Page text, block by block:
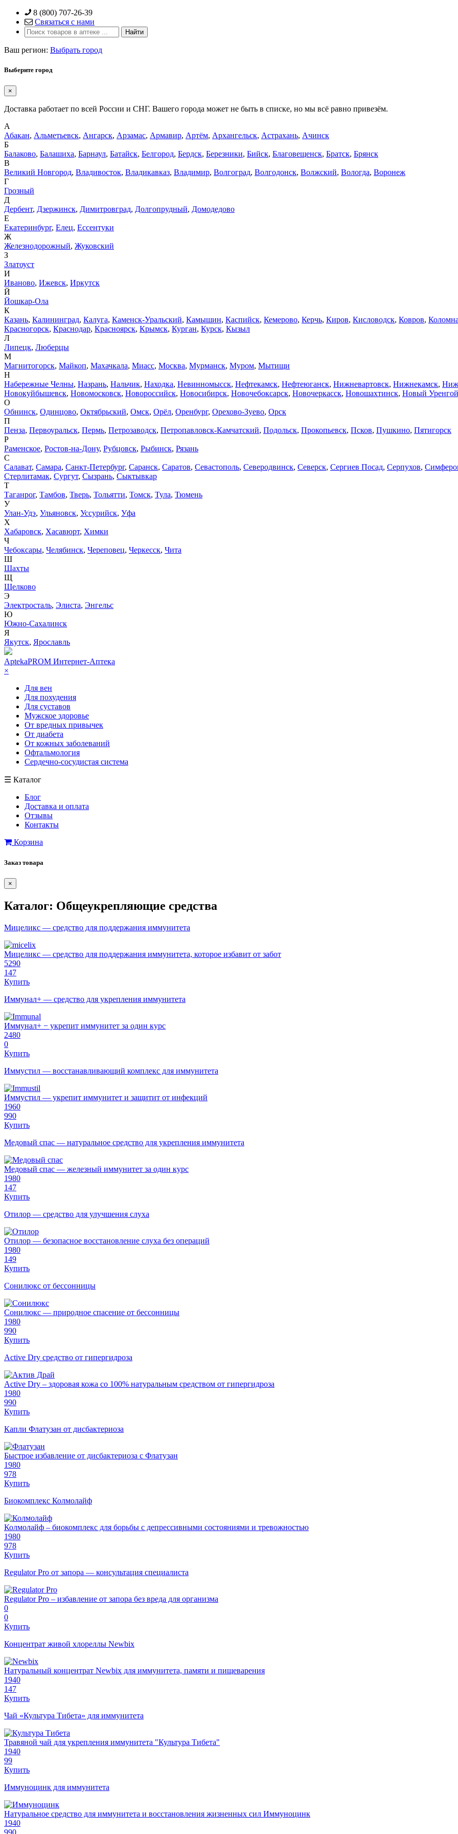
Skip
content
8 (800) 707-26-39
Связаться с нами
Ваш регион: Выбрать город
Выберите город
×
Доставка работает по всей России и СНГ. Вашего города может не быть в списке, но мы всё равно привезём.
А
Абакан, Альметьевск, Ангарск, Арзамас, Армавир, Артём, Архангельск, Астрахань, Ачинск
Б
Балаково, Балашиха, Барнаул, Батайск, Белгород, Бердск, Березники, Бийск, Благовещенск, Братск, Брянск
В
Великий Новгород, Владивосток, Владикавказ, Владимир, Волгоград, Волгодонск, Волжский, Вологда, Воронеж
Г
Грозный
Д
Дербент, Дзержинск, Димитровград, Долгопрудный, Домодедово
Е
Екатеринбург, Елец, Ессентуки
Ж
Железнодорожный, Жуковский
З
Златоуст
И
Иваново, Ижевск, Иркутск
Й
Йошкар-Ола
К
Казань, Калининград, Калуга, Каменск-Уральский, Камышин, Каспийск, Кемерово, Керчь, Киров, Кисловодск, Ковров, Коломна
Красногорск, Краснодар, Красноярск, Крымск, Курган, Курск, Кызыл
Л
Липецк, Люберцы
М
Магнитогорск, Майкоп, Махачкала, Миасс, Москва, Мурманск, Муром, Мытищи
Н
Набережные Челны, Назрань, Нальчик, Находка, Невинномысск, Нефтекамск, Нефтеюганск, Нижневартовск, Нижнекамск,
Новокуйбышевск, Новомосковск, Новороссийск, Новосибирск, Новочебоксарск, Новочеркасск, Новошахтинск, Новый Уренгой
О
Обнинск, Одинцово, Октябрьский, Омск, Орёл, Оренбург, Орехово-Зуево, Орск
П
Пенза, Первоуральск, Пермь, Петрозаводск, Петропавловск-Камчатский, Подольск, Прокопьевск, Псков, Пушкино, Пятигорск
Р
Раменское, Ростов-на-Дону, Рубцовск, Рыбинск, Рязань
С
Салават, Самара, Санкт-Петербург, Саранск, Саратов, Севастополь, Северодвинск, Северск, Сергиев Посад, Серпухов,
Стерлитамак, Сургут, Сызрань, Сыктывкар
Т
Таганрог, Тамбов, Тверь, Тольятти, Томск, Тула, Тюмень
У
Улан-Удэ, Ульяновск, Уссурийск, Уфа
Х
Хабаровск, Хасавюрт, Химки
Ч
Чебоксары, Челябинск, Череповец, Черкесск, Чита
Ш
Шахты
Щ
Щелково
Э
Электросталь, Элиста, Энгельс
Ю
Южно-Сахалинск
Я
Якутск, Ярославль
AptekaPROM Интернет-Аптека
×
Для вен
Для похудения
Для суставов
Мужское здоровье
От вредных привычек
От диабета
От кожных заболеваний
Офтальмология
Сердечно-сосудистая система
☰ Каталог
Блог
Доставка и оплата
Отзывы
Контакты
Корзина
Заказ товара
×
Каталог: Общеукрепляющие средства
Мицеликс — средство для поддержания иммунитета
Мицеликс — средство для поддержания иммунитета, которое избавит от забот
5290
147
Купить
Иммунал+ — cредство для укрепления иммунитета
Иммунал+ − укрепит иммунитет за один курс
2480
0
Купить
Иммустил — восстанавливающий комплекс для иммунитета
Иммустил — укрепит иммунитет и защитит от инфекций
1960
990
Купить
Медовый спас — натуральное средство для укрепления иммунитета
Медовый спас — железный иммунитет за один курс
1980
147
Купить
Отилор — средство для улучшения слуха
Отилор — безопасное восстановление слуха без операций
1980
149
Купить
Сонилюкс от бессонницы
Сонилюкс — природное спасение от бессонницы
1980
990
Купить
Active Dry средство от гипергидроза
Active Dry – здоровая кожа со 100% натуральным средством от гипергидроза
1980
990
Купить
Капли Флатузан от дисбактериоза
Быстрое избавление от дисбактериоза с Флатузан
1980
978
Купить
Биокомплекс Колмолайф
Колмолайф – биокомплекс для борьбы с депрессивными состояниями и тревожностью
1980
978
Купить
Regulator Pro от запора — консультация специалиста
Regulator Pro – избавление от запора без вреда для организма
0
0
Купить
Концентрат живой хлореллы Newbix
Натуральный концентрат Newbix для иммунитета, памяти и пищеварения
1940
147
Купить
Чай «Культура Тибета» для иммунитета
Травяной чай для укрепления иммунитета "Культура Тибета"
1940
99
Купить
Иммуноцинк для иммунитета
Натуральное средство для иммунитета и восстановления жизненных сил Иммуноцинк
1940
990